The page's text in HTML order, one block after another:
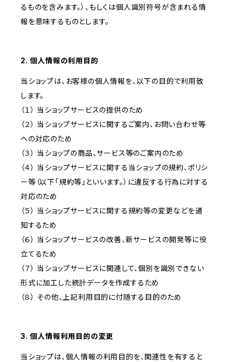
るものを含みます。）、もしくは個人識別符号が含まれる情
報を意味するものとします。
2. 個人情報の利用目的
当ショップは、お客様の個人情報を、以下の目的で利用致
します。
（１） 当ショップサービスの提供のため
（２） 当ショップサービスに関するご案内、お問い合わせ等
への対応のため
（３） 当ショップの商品、サービス等のご案内のため
（４） 当ショップサービスに関する当ショップの規約、ポリシ
ー等（以下「規約等」といいます。）に違反する行為に対する
対応のため
（５） 当ショップサービスに関する規約等の変更などを通
知するため
（６） 当ショップサービスの改善、新サービスの開発等に役
立てるため
（７） 当ショップサービスに関連して、個別を識別できない
形式に加工した統計データを作成するため
（８） その他、上記利用目的に付随する目的のため
3. 個人情報利用目的の変更
当ショップは、個人情報の利用目的を、関連性を有すると